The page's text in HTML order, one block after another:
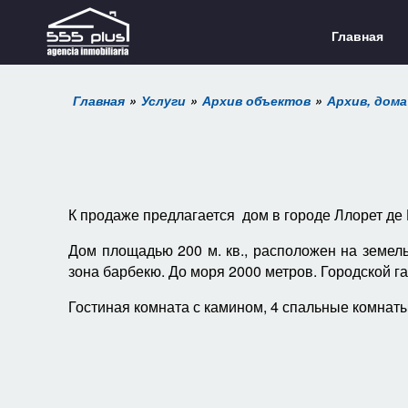
Главная
Главная Услуги Архив объектов Архив,
К продаже предлагается дом в городе Ллорет
Дом площадью 200 м. кв., расположен на
зона барбекю. До моря 2000 метров. Городской
Гостиная комната с камином, 4 спальные